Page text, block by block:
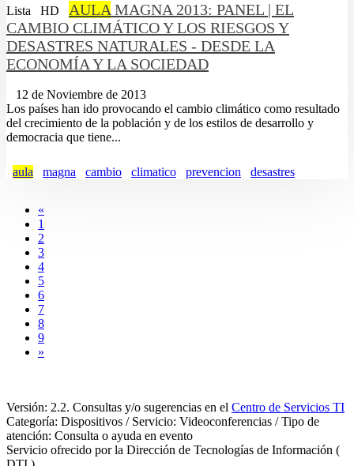
Lista HD AULA MAGNA 2013: PANEL | EL
CAMBIO CLIMÁTICO Y LOS RIESGOS Y
DESASTRES NATURALES - DESDE LA
ECONOMÍA Y LA SOCIEDAD
12 de Noviembre de 2013
Los países han ido provocando el cambio climático como resultado
del crecimiento de la población y de los estilos de desarrollo y
democracia que tiene...
aula magna cambio climatico prevencion desastres
«
1
2
3
4
5
6
7
8
9
»
Versión: 2.2. Consultas y/o sugerencias en el Centro de Servicios TI
Categoría: Dispositivos / Servicio: Videoconferencias / Tipo de
atención: Consulta o ayuda en evento
Servicio ofrecido por la Dirección de Tecnologías de Información (